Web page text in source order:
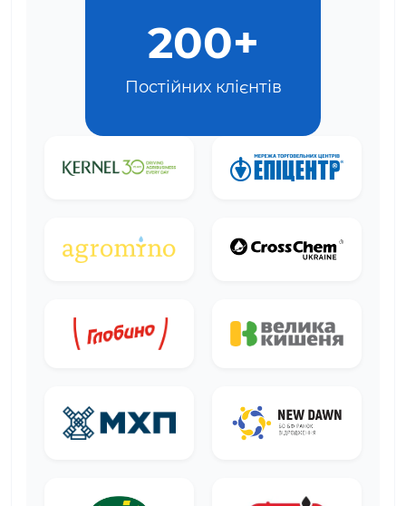
200+
Постійних клієнтів